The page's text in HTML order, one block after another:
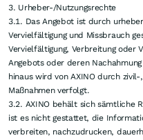
3. Urheber-/Nutzungsrechte
3.1. Das Angebot ist durch
Vervielfältigung und Missbrauch
Vervielfältigung, Verbreitung oder
Angebots oder deren
hinaus wird von AXINO durch
Maßnahmen verfolgt.
3.2. AXINO behält sich sämtliche
ist es nicht gestattet, die
verbreiten, nachzudrucken,